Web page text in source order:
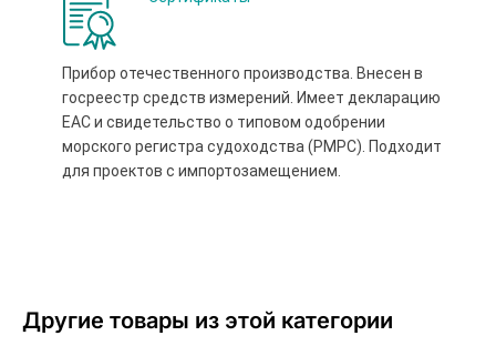
Прибор отечественного производства. Внесен в
госреестр средств измерений. Имеет декларацию
ЕАС и свидетельство о типовом одобрении
морского регистра судоходства (РМРС). Подходит
для проектов с импортозамещением.
Другие товары из этой категории